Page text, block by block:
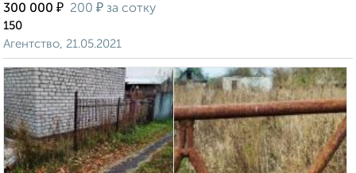
300 000 ₽ 200 ₽ за сотку
150
Агентство, 21.05.2021